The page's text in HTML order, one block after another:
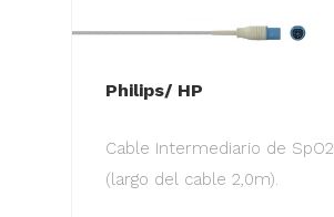
Philips/ HP
Cable Intermediario de SpO2
(largo del cable 2,0m).